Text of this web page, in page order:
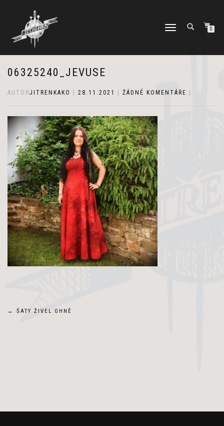
PŘEPNOUT
0
06325240_JEVUSE
AUTORJITRENKAKO 28.11.2021 ŽÁDNÉ KOMENTÁŘE
Navigace
← ŠATY ŽIVEL OHNĚ